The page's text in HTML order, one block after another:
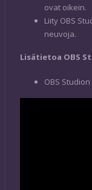
ovat oikein.
Liity OBS
neuvoja.
Lisätietoa OBS
OBS